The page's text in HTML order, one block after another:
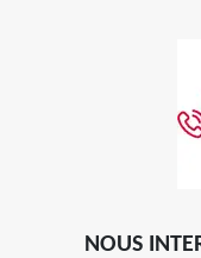
NOUS